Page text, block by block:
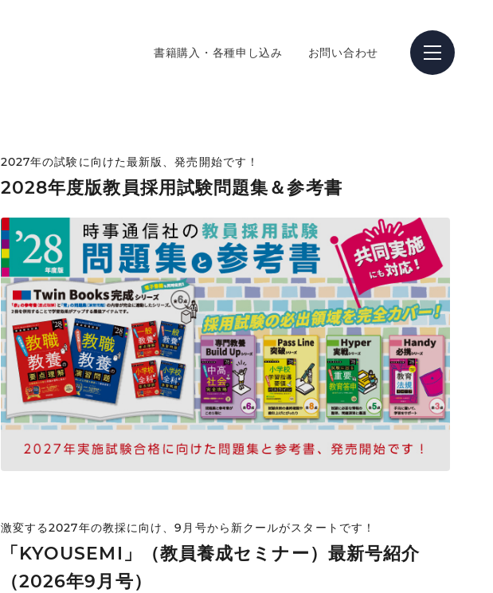
書籍購入・各種申し込み お問い合わせ
2027年の試験に向けた最新版、発売開始です！
2028年度版教員採用試験問題集＆参考書
激変する2027年の教採に向け、9月号から新クールがスタートです！
「KYOUSEMI」（教員養成セミナー）最新号紹介
（2026年9月号）